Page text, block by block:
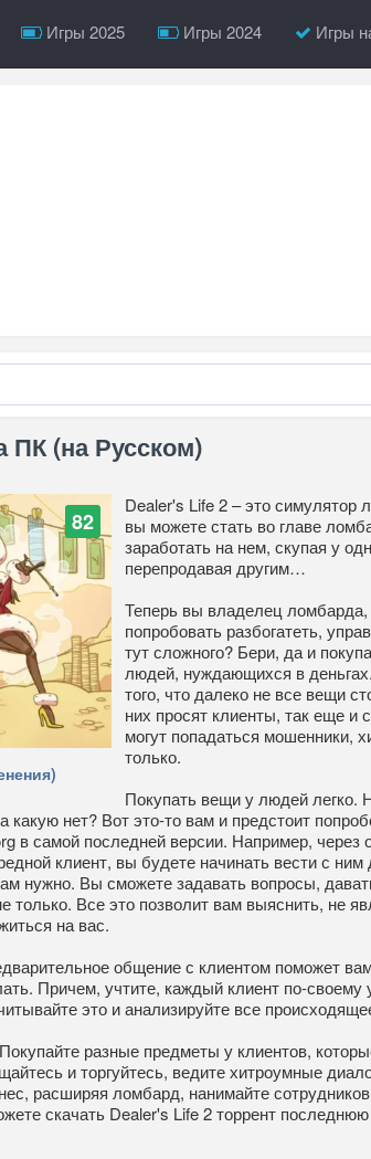
Игры 2025 Игры 2024 Игры
ПК (на Русском)
82
Dealer's Life 2 – это симулятор
вы можете стать во главе
заработать на нем, скупая у
перепродавая другим…
Теперь вы владелец ломбарда,
попробовать разбогатеть,
тут сложного? Бери, да и
людей, нуждающихся в
того, что далеко не все вещи
них просят клиенты, так еще и
могут попадаться мошенники,
только.
Покупать вещи у людей легко.
нет? Вот это-то вам и предстоит
в самой последней версии. Например,
клиент, вы будете начинать вести с ним
нужно. Вы сможете задавать вопросы,
только. Все это позволит вам выяснить, не
на вас.
общение с клиентом поможет
Причем, учтите, каждый клиент по-своему
это и анализируйте все
разные предметы у клиентов,
и торгуйтесь, ведите хитроумные
расширяя ломбард, нанимайте
скачать Dealer's Life 2 торрент